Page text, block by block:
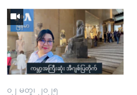
၀၂ မတ္၊ ၂၀၂၅